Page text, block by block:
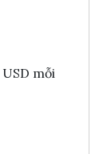
mỗi